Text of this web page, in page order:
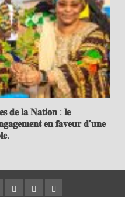
𝐝𝐞 𝐥𝐚 𝐍𝐚𝐭𝐢𝐨𝐧 : 𝐥𝐞
𝐞𝐧 𝐟𝐚𝐯𝐞𝐮𝐫 𝐝’𝐮𝐧𝐞
International
SociétéSport